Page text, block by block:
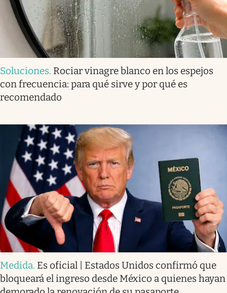
Soluciones. Rociar vinagre blanco en los espejos
con frecuencia: para qué sirve y por qué es
recomendado
Medida. Es oficial | Estados Unidos confirmó que
bloqueará el ingreso desde México a quienes hayan